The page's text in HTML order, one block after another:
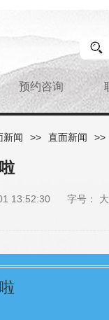
预约咨询
新闻 >> 直面新闻 >>
13:52:30 字号： 大